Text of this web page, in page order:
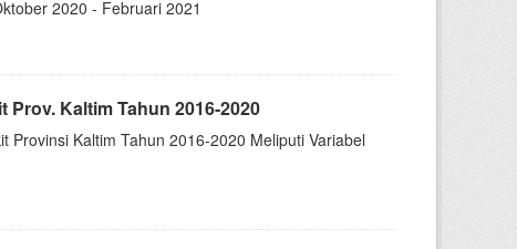
2020 - Februari 2021
Kaltim Tahun 2016-2020
Kaltim Tahun 2016-2020 Meliputi Variabel